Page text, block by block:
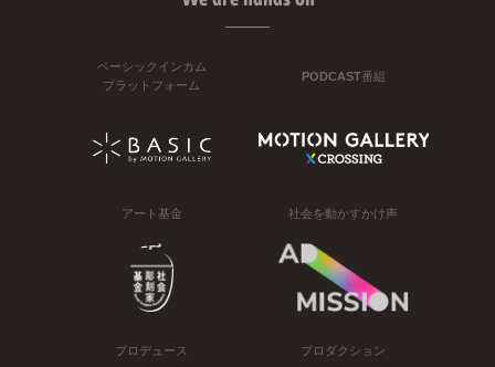
ベーシックインカム
プラットフォーム
PODCAST番組
アート基金 社会を動かすかけ声
プロデュース プロダクション